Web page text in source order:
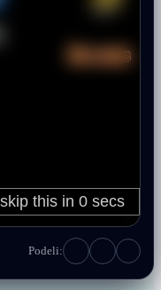
Podeli: